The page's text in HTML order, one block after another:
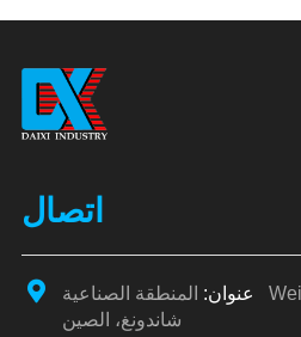
اتصال
عنوان: المنطقة الصناعية Weiqiao، Zouping،
شاندونغ، الصين